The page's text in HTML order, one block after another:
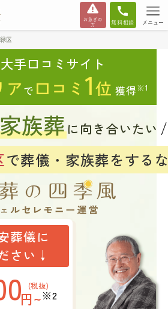
お急ぎの
方
無料相談 メニュー
区
手口コミサイト
ア で 口コミ 1位 獲得※1
族葬に向き合いたい
で葬儀・家族葬をする
葬儀に
さい↓
(税抜)
円~※2